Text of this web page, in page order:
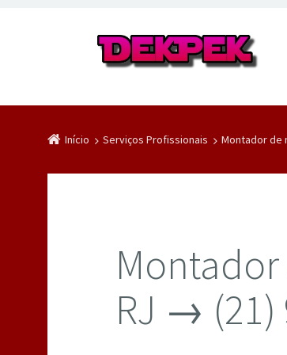
Início Serviços Profissionais Montador de
RJ → (21)